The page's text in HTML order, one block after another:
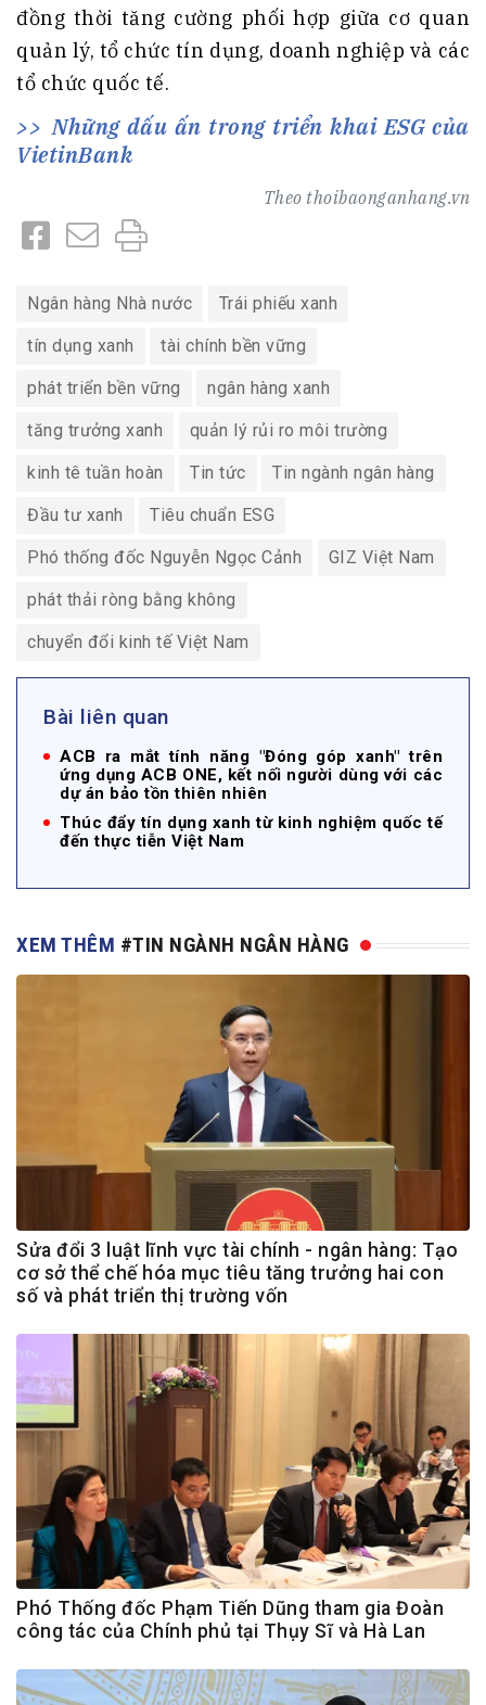
đồng thời tăng cường phối hợp giữa cơ quan
quản lý, tổ chức tín dụng, doanh nghiệp và các
tổ chức quốc tế.
Những dấu ấn trong triển khai ESG của
VietinBank
Theo thoibaonganhang.vn
Ngân hàng Nhà nước Trái phiếu xanh
tín dụng xanh tài chính bền vững
phát triển bền vững ngân hàng xanh
tăng trưởng xanh quản lý rủi ro môi trường
kinh tê tuần hoàn Tin tức Tin ngành ngân hàng
Đầu tư xanh Tiêu chuẩn ESG
Phó thống đốc Nguyễn Ngọc Cảnh GIZ Việt Nam
phát thải ròng bằng không
chuyển đổi kinh tế Việt Nam
Bài liên quan
ACB ra mắt tính năng "Đóng góp xanh" trên
ứng dụng ACB ONE, kết nối người dùng với các
dự án bảo tồn thiên nhiên
Thúc đẩy tín dụng xanh từ kinh nghiệm quốc tế
đến thực tiễn Việt Nam
XEM THÊM #TIN NGÀNH NGÂN HÀNG
Sửa đổi 3 luật lĩnh vực tài chính - ngân hàng: Tạo
cơ sở thể chế hóa mục tiêu tăng trưởng hai con
số và phát triển thị trường vốn
Phó Thống đốc Phạm Tiến Dũng tham gia Đoàn
công tác của Chính phủ tại Thụy Sĩ và Hà Lan